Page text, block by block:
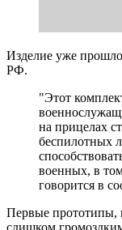
Изделие уже
РФ.
"Этот
на прицелах
беспилотных
военных, в
говорится в
Первые прототипы,
слишком